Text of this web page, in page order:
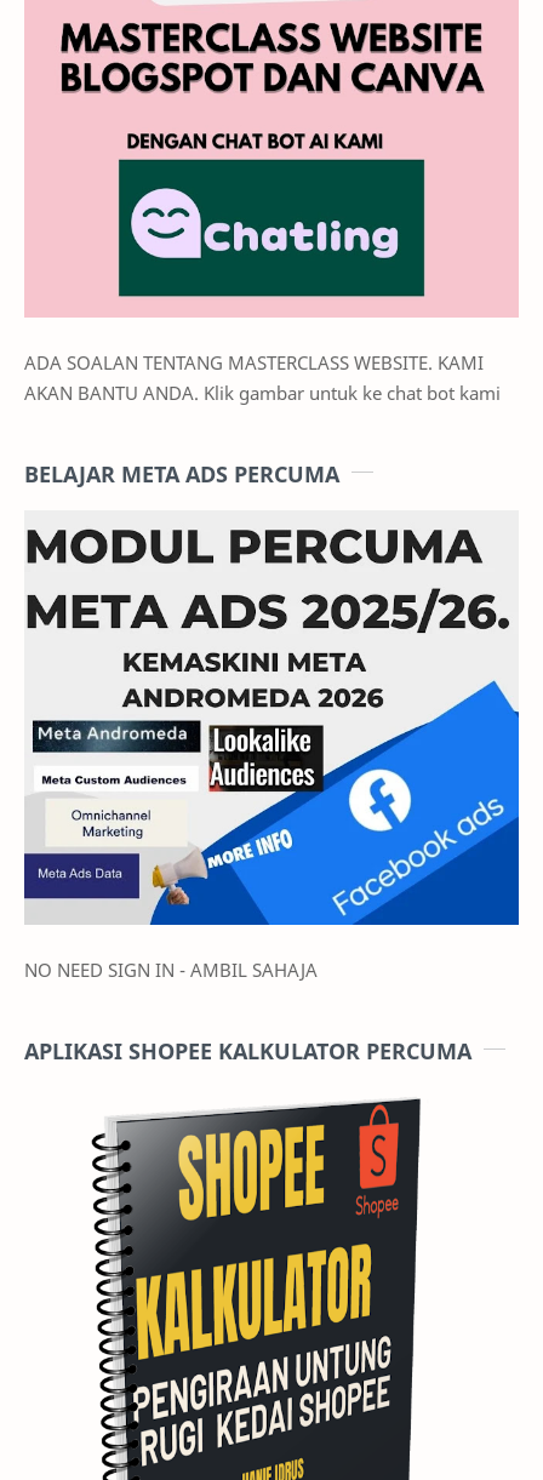
ADA SOALAN TENTANG MASTERCLASS WEBSITE. KAMI
AKAN BANTU ANDA. Klik gambar untuk ke chat bot kami
BELAJAR META ADS PERCUMA
NO NEED SIGN IN - AMBIL SAHAJA
APLIKASI SHOPEE KALKULATOR PERCUMA